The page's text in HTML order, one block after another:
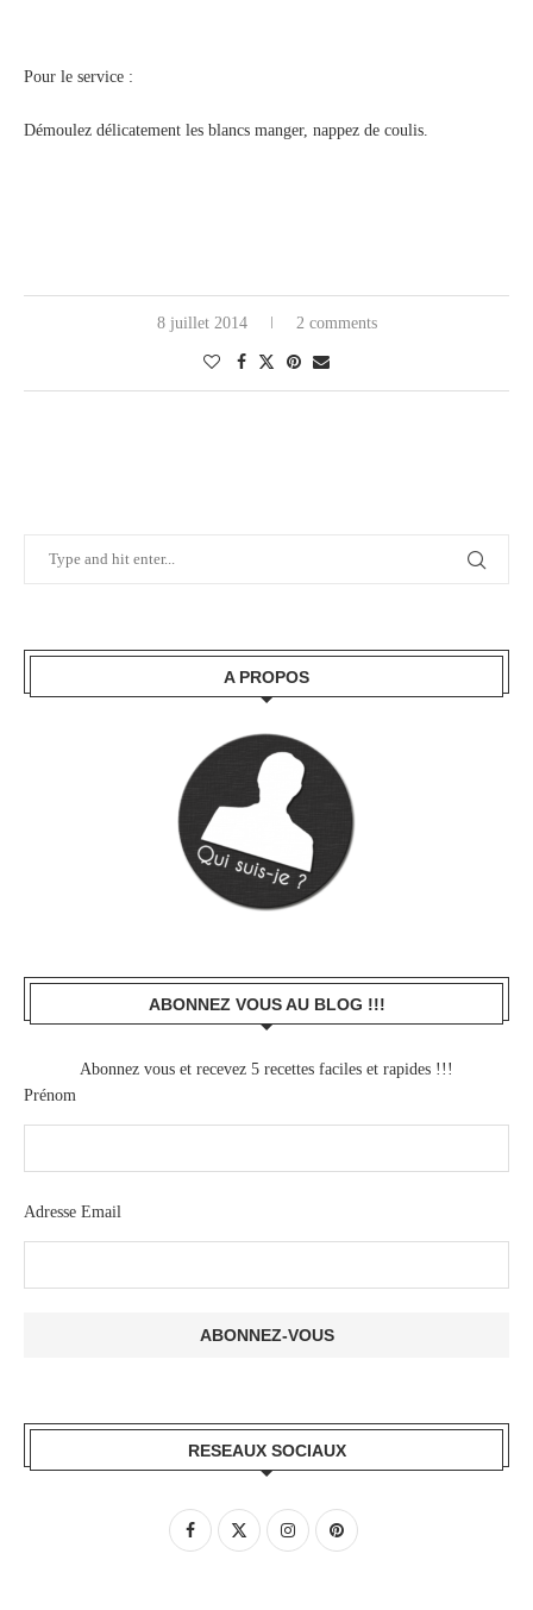
Pour le service :
Démoulez délicatement les blancs manger, nappez de coulis.
8 juillet 2014 2 comments
A PROPOS
ABONNEZ VOUS AU BLOG !!!
Abonnez vous et recevez 5 recettes faciles et rapides !!!
Prénom
Adresse Email
RESEAUX SOCIAUX